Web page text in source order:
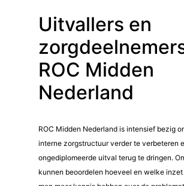
Uitvallers en
ROC Midden
Nederland
ROC Midden Nederland is intensief bezig
interne zorgstructuur verder te verbeteren
ongediplomeerde uitval terug te dringen.
kunnen beoordelen hoeveel en welke